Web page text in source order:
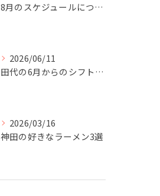
8月のスケジュールについて
2026/06/11
田代の6月からのシフトについて
2026/03/16
神田の好きなラーメン3選